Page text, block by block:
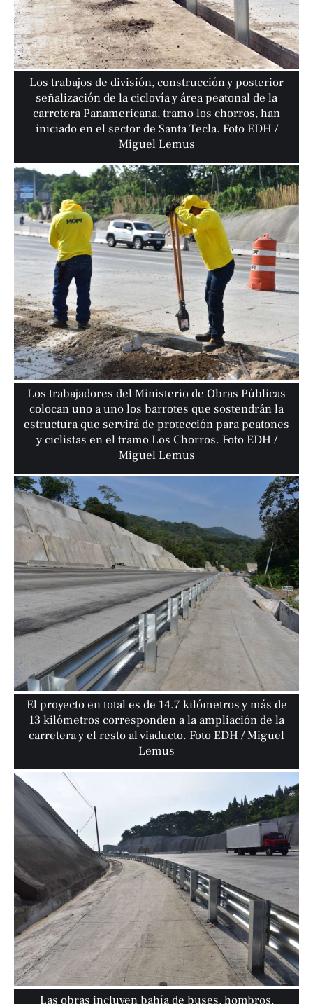
Los trabajos de división, construcción y posterior
señalización de la ciclovía y área peatonal de la
carretera Panamericana, tramo los chorros, han
iniciado en el sector de Santa Tecla. Foto EDH /
Miguel Lemus
Los trabajadores del Ministerio de Obras Públicas
colocan uno a uno los barrotes que sostendrán la
estructura que servirá de protección para peatones
y ciclistas en el tramo Los Chorros. Foto EDH /
Miguel Lemus
El proyecto en total es de 14.7 kilómetros y más de
13 kilómetros corresponden a la ampliación de la
carretera y el resto al viaducto. Foto EDH / Miguel
Lemus
Las obras incluyen bahía de buses, hombros,